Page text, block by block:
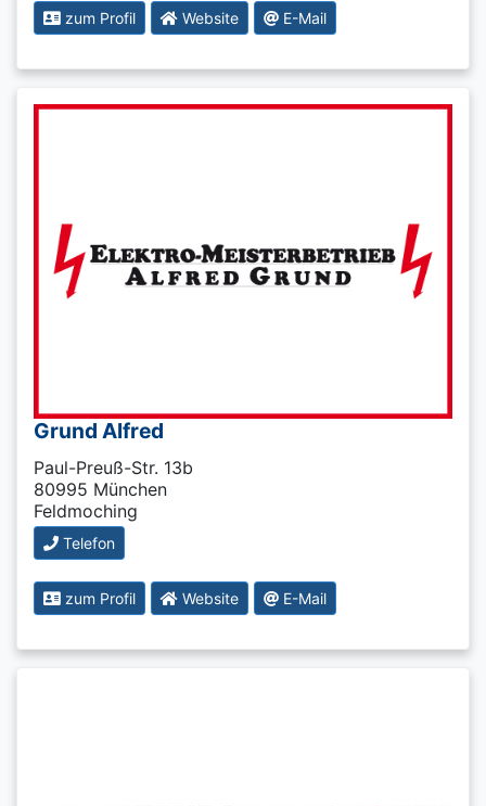
zum Profil Website E-Mail
Grund Alfred
Paul-Preuß-Str. 13b
80995 München
Feldmoching
Telefon
zum Profil Website E-Mail